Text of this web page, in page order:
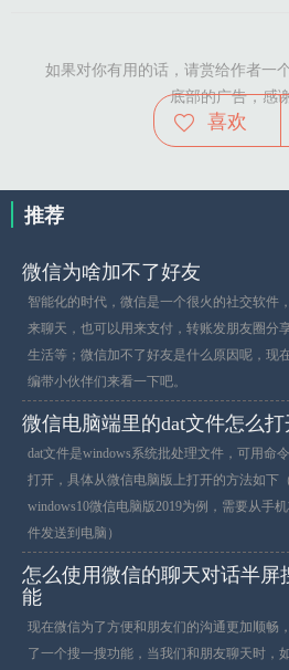
如果对你有用的话，请赏给作者一
底部的广告，感
喜欢
推荐
微信为啥加不了好友
智能化的时代，微信是一个很火的社交软件
来聊天，也可以用来支付，转账发朋友圈分
生活等；微信加不了好友是什么原因呢，现
编带小伙伴们来看一下吧。
微信电脑端里的dat文件怎么打
dat文件是windows系统批处理文件，可用命
打开，具体从微信电脑版上打开的方法如下
windows10微信电脑版2019为例，需要从手机
件发送到电脑）
怎么使用微信的聊天对话半屏
能
现在微信为了方便和朋友们的沟通更加顺畅
了一个搜一搜功能，当我们和朋友聊天时，